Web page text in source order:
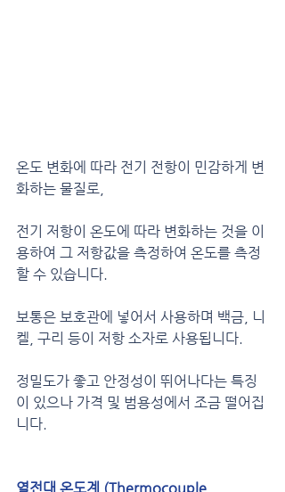
온도 변화에 따라 전기 전항이 민감하게 변
화하는 물질로,
전기 저항이 온도에 따라 변화하는 것을 이
용하여 그 저항값을 측정하여 온도를 측정
할 수 있습니다.
보통은 보호관에 넣어서 사용하며 백금, 니
켈, 구리 등이 저항 소자로 사용됩니다.
정밀도가 좋고 안정성이 뛰어나다는 특징
이 있으나 가격 및 범용성에서 조금 떨어집
니다.
열전대 온도계 (Thermocouple